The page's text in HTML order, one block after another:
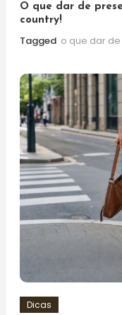
O que dar de
country!
Tagged o que dar
Dicas